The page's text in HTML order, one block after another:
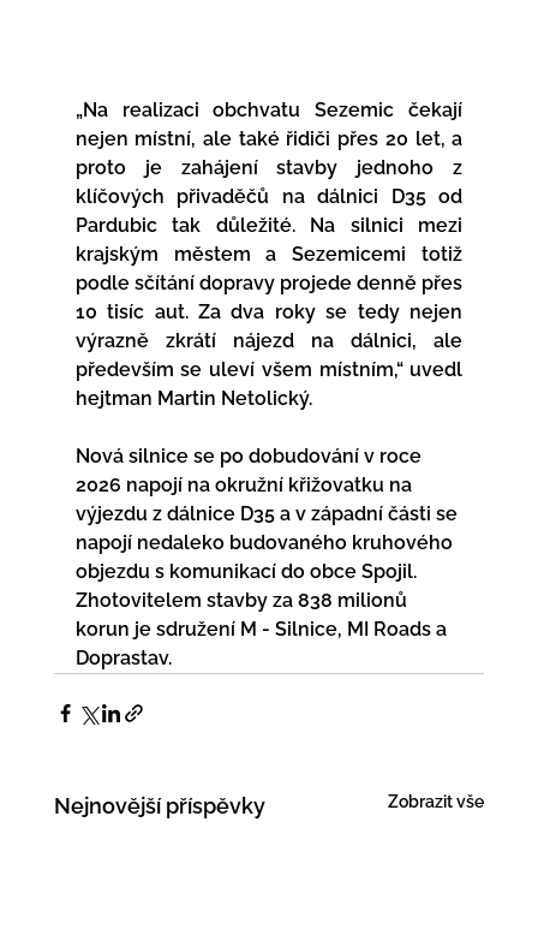
„Na realizaci obchvatu Sezemic čekají
nejen místní, ale také řidiči přes 20 let, a
proto je zahájení stavby jednoho z
klíčových přivaděčů na dálnici D35 od
Pardubic tak důležité. Na silnici mezi
krajským městem a Sezemicemi totiž
podle sčítání dopravy projede denně přes
10 tisíc aut. Za dva roky se tedy nejen
výrazně zkrátí nájezd na dálnici, ale
především se uleví všem místním,“ uvedl
hejtman Martin Netolický.
Nová silnice se po dobudování v roce
2026 napojí na okružní křižovatku na
výjezdu z dálnice D35 a v západní části se
napojí nedaleko budovaného kruhového
objezdu s komunikací do obce Spojil.
Zhotovitelem stavby za 838 milionů
korun je sdružení M - Silnice, MI Roads a
Doprastav.
Nejnovější příspěvky Zobrazit vše